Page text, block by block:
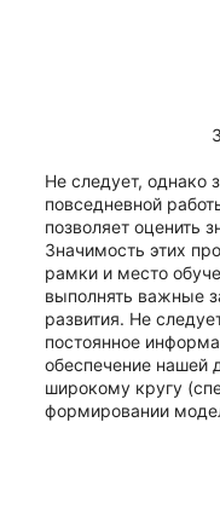
Не следует, однако
повседневной
позволяет оценить
Значимость этих
рамки и место
выполнять важные
развития. Не
постоянное
обеспечение нашей
широкому кругу
формировании